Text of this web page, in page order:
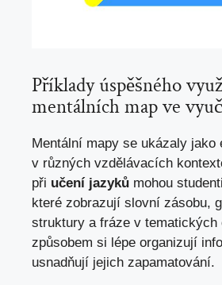
Příklady úspěšného
mentálních map ve
Mentální mapy se ukázaly jako
v různých vzdělávacích
při učení jazyků mohou
které zobrazují slovní zásobu,
struktury a fráze v
způsobem si lépe organizují
usnadňují jejich zapamatování.